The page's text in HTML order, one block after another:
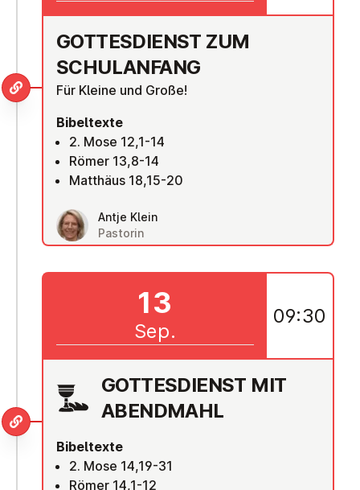
GOT­TES­DIENST ZUM
SCHUL­AN­FANG
Für Kleine und Große!
Bibeltexte
2. Mose 12,1-14
Römer 13,8-14
Matthäus 18,15-20
Antje Klein
Pastorin
GOT­TES­DIENST MIT
ABENDMAHL
Bibeltexte
2. Mose 14,19-31
Römer 14,1-12
13
Sep.
09:30